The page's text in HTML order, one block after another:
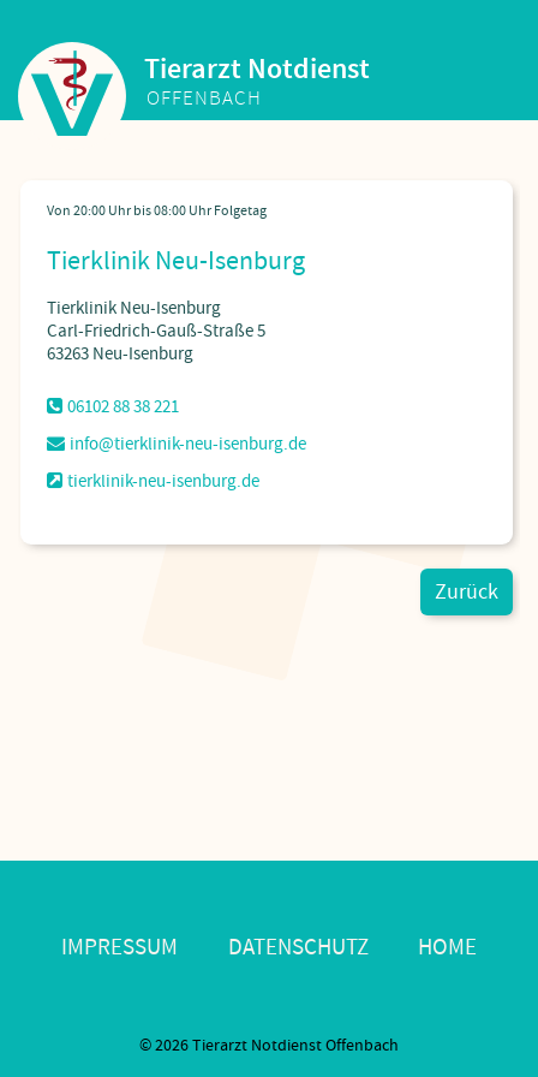
Tierarzt Notdienst
OFFENBACH
Tierklinik Neu-Isenburg
Tierklinik Neu-Isenburg
Carl-Friedrich-Gauß-Straße 5
63263 Neu-Isenburg
06102 88 38 221
info@tierklinik-neu-isenburg.de
tierklinik-neu-isenburg.de
Zurück
Navigation
IMPRESSUM DATENSCHUTZ HOME
© 2026 Tierarzt Notdienst Offenbach